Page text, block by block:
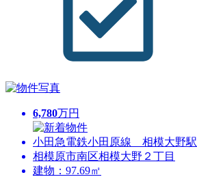
6,780万円
小田急電鉄小田原線 相模大野駅
相模原市南区相模大野２丁目
建物：97.69㎡